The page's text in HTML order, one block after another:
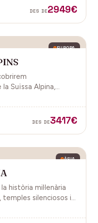
DES DE2949€
EUROPA
Suïssa Alpina,
DES DE3417€
ÀSIA
història mil·lenària
silenciosos i
de selva i pedra